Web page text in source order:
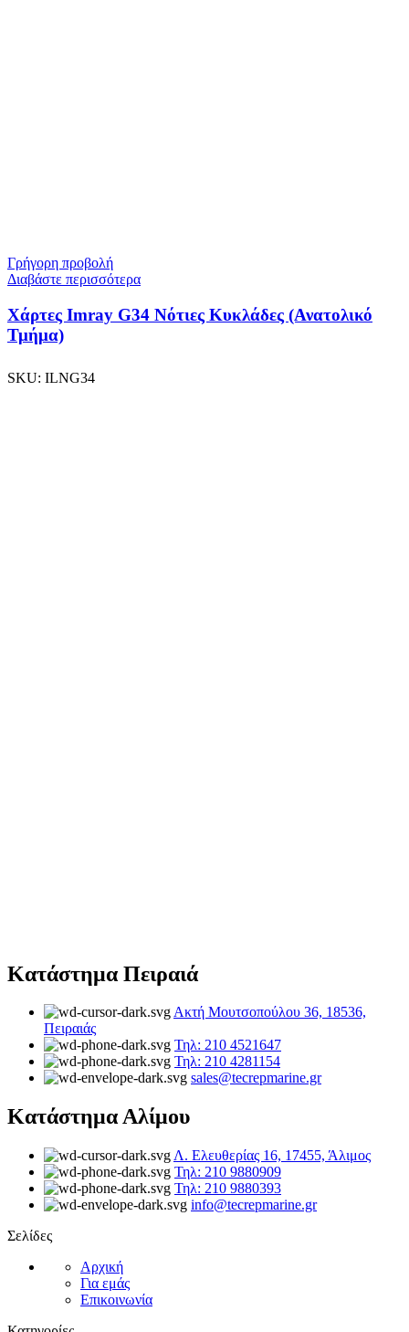
Γρήγορη προβολή
Διαβάστε περισσότερα
Χάρτες Imray G34 Νότιες Κυκλάδες (Ανατολικό
Τμήμα)
SKU: ILNG34
Κατάστημα Πειραιά
Ακτή Μουτσοπούλου 36, 18536,
Πειραιάς
Τηλ: 210 4521647
Τηλ: 210 4281154
sales@tecrepmarine.gr
Κατάστημα Αλίμου
Λ. Ελευθερίας 16, 17455, Άλιμος
Τηλ: 210 9880909
Τηλ: 210 9880393
info@tecrepmarine.gr
Σελίδες
Αρχική
Για εμάς
Επικοινωνία